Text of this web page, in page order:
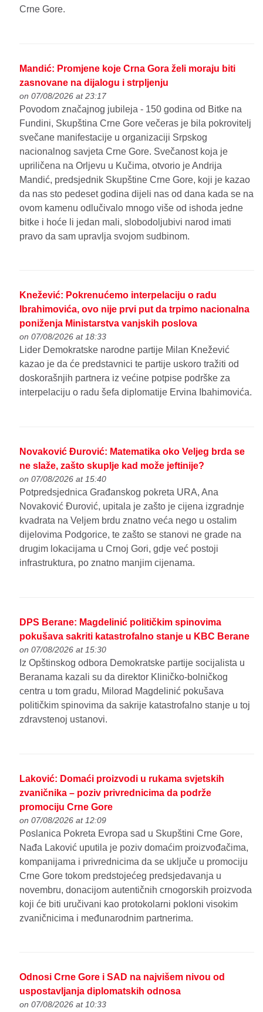
Crne Gore.
Mandić: Promjene koje Crna Gora želi moraju biti
zasnovane na dijalogu i strpljenju
on 07/08/2026 at 23:17
Povodom značajnog jubileja - 150 godina od Bitke na
Fundini, Skupština Crne Gore večeras je bila pokrovitelj
svečane manifestacije u organizaciji Srpskog
nacionalnog savjeta Crne Gore. Svečanost koja je
upriličena na Orljevu u Kučima, otvorio je Andrija
Mandić, predsjednik Skupštine Crne Gore, koji je kazao
da nas sto pedeset godina dijeli nas od dana kada se na
ovom kamenu odlučivalo mnogo više od ishoda jedne
bitke i hoće li jedan mali, slobodoljubivi narod imati
pravo da sam upravlja svojom sudbinom.
Knežević: Pokrenućemo interpelaciju o radu
Ibrahimovića, ovo nije prvi put da trpimo nacionalna
poniženja Ministarstva vanjskih poslova
on 07/08/2026 at 18:33
Lider Demokratske narodne partije Milan Knežević
kazao je da će predstavnici te partije uskoro tražiti od
doskorašnjih partnera iz većine potpise podrške za
interpelaciju o radu šefa diplomatije Ervina Ibahimovića.
Novaković Đurović: Matematika oko Veljeg brda se
ne slaže, zašto skuplje kad može jeftinije?
on 07/08/2026 at 15:40
Potpredsjednica Građanskog pokreta URA, Ana
Novaković Đurović, upitala je zašto je cijena izgradnje
kvadrata na Veljem brdu znatno veća nego u ostalim
dijelovima Podgorice, te zašto se stanovi ne grade na
drugim lokacijama u Crnoj Gori, gdje već postoji
infrastruktura, po znatno manjim cijenama.
DPS Berane: Magdelinić političkim spinovima
pokušava sakriti katastrofalno stanje u KBC Berane
on 07/08/2026 at 15:30
Iz Opštinskog odbora Demokratske partije socijalista u
Beranama kazali su da direktor Kliničko-bolničkog
centra u tom gradu, Milorad Magdelinić pokušava
političkim spinovima da sakrije katastrofalno stanje u toj
zdravstenoj ustanovi.
Laković: Domaći proizvodi u rukama svjetskih
zvaničnika – poziv privrednicima da podrže
promociju Crne Gore
on 07/08/2026 at 12:09
Poslanica Pokreta Evropa sad u Skupštini Crne Gore,
Nađa Laković uputila je poziv domaćim proizvođačima,
kompanijama i privrednicima da se uključe u promociju
Crne Gore tokom predstojećeg predsjedavanja u
novembru, donacijom autentičnih crnogorskih proizvoda
koji će biti uručivani kao protokolarni pokloni visokim
zvaničnicima i međunarodnim partnerima.
Odnosi Crne Gore i SAD na najvišem nivou od
uspostavljanja diplomatskih odnosa
on 07/08/2026 at 10:33